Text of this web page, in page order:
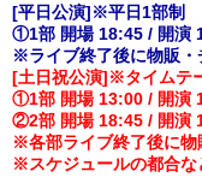
[平日公演]※平日1部制
①1部 開場 18:45 / 開演
※ライブ終了後に物販・
[土日祝公演]※タイムテ
①1部 開場 13:00 / 開演
②2部 開場 18:45 / 開演
※各部ライブ終了後に物
※スケジュールの都合な